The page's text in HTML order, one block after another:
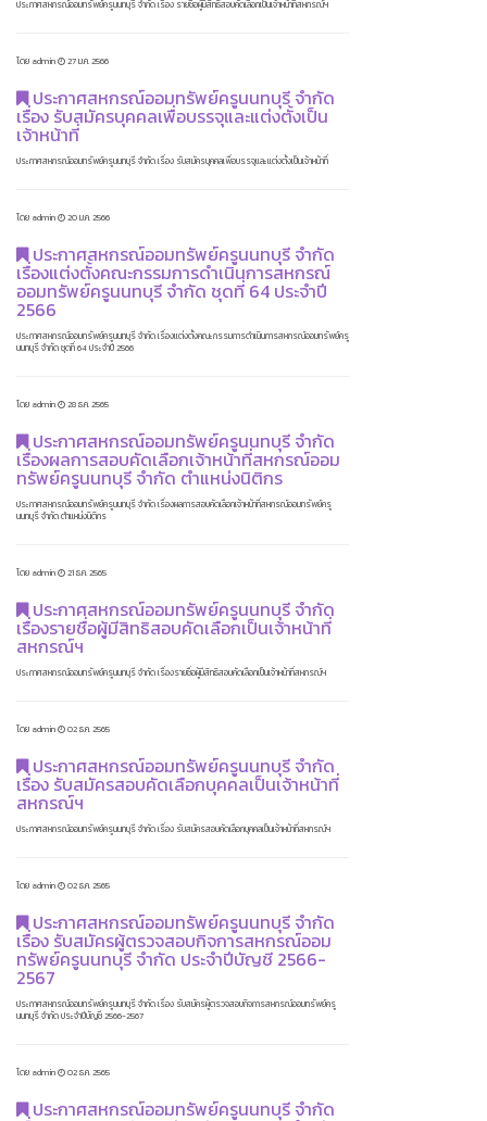
ประกาศสหกรณ์ออมทรัพย์ครูนนทบุรี จำกัด เรื่อง รายชื่อผู้มีสิทธิสอบคัดเลือกเป็นเจ้าหน้าที่สหกรณ์ฯ
โดย admin 27 ม.ค. 2566
ประกาศสหกรณ์ออมทรัพย์ครูนนทบุรี จำกัด
เรื่อง รับสมัครบุคคลเพื่อบรรจุและแต่งตั้งเป็น
เจ้าหน้าที่
ประกาศสหกรณ์ออมทรัพย์ครูนนทบุรี จำกัด เรื่อง รับสมัครบุคคลเพื่อบรรจุและแต่งตั้งเป็นเจ้าหน้าที่
โดย admin 20 ม.ค. 2566
ประกาศสหกรณ์ออมทรัพย์ครูนนทบุรี จำกัด
เรื่องแต่งตั้งคณะกรรมการดำเนินการสหกรณ์
ออมทรัพย์ครูนนทบุรี จำกัด ชุดที่ 64 ประจำปี
2566
ประกาศสหกรณ์ออมทรัพย์ครูนนทบุรี จำกัด เรื่องแต่งตั้งคณะกรรมการดำเนินการสหกรณ์ออมทรัพย์ครู
นนทบุรี จำกัด ชุดที่ 64 ประจำปี 2566
โดย admin 28 ธ.ค. 2565
ประกาศสหกรณ์ออมทรัพย์ครูนนทบุรี จำกัด
เรื่องผลการสอบคัดเลือกเจ้าหน้าที่สหกรณ์ออม
ทรัพย์ครูนนทบุรี จำกัด ตำแหน่งนิติกร
ประกาศสหกรณ์ออมทรัพย์ครูนนทบุรี จำกัด เรื่องผลการสอบคัดเลือกเจ้าหน้าที่สหกรณ์ออมทรัพย์ครู
นนทบุรี จำกัด ตำแหน่งนิติกร
โดย admin 21 ธ.ค. 2565
ประกาศสหกรณ์ออมทรัพย์ครูนนทบุรี จำกัด
เรื่องรายชื่อผู้มีสิทธิสอบคัดเลือกเป็นเจ้าหน้าที่
สหกรณ์ฯ
ประกาศสหกรณ์ออมทรัพย์ครูนนทบุรี จำกัด เรื่องรายชื่อผู้มีสิทธิสอบคัดเลือกเป็นเจ้าหน้าที่สหกรณ์ฯ
โดย admin 02 ธ.ค. 2565
ประกาศสหกรณ์ออมทรัพย์ครูนนทบุรี จำกัด
เรื่อง รับสมัครสอบคัดเลือกบุคคลเป็นเจ้าหน้าที่
สหกรณ์ฯ
ประกาศสหกรณ์ออมทรัพย์ครูนนทบุรี จำกัด เรื่อง รับสมัครสอบคัดเลือกบุคคลเป็นเจ้าหน้าที่สหกรณ์ฯ
โดย admin 02 ธ.ค. 2565
ประกาศสหกรณ์ออมทรัพย์ครูนนทบุรี จำกัด
เรื่อง รับสมัครผู้ตรวจสอบกิจการสหกรณ์ออม
ทรัพย์ครูนนทบุรี จำกัด ประจำปีบัญชี 2566-
2567
ประกาศสหกรณ์ออมทรัพย์ครูนนทบุรี จำกัด เรื่อง รับสมัครผู้ตรวจสอบกิจการสหกรณ์ออมทรัพย์ครู
นนทบุรี จำกัด ประจำปีบัญชี 2566-2567
โดย admin 02 ธ.ค. 2565
ประกาศสหกรณ์ออมทรัพย์ครูนนทบุรี จำกัด